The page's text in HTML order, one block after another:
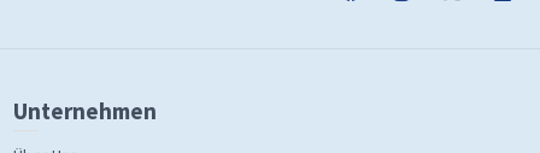
Unternehmen